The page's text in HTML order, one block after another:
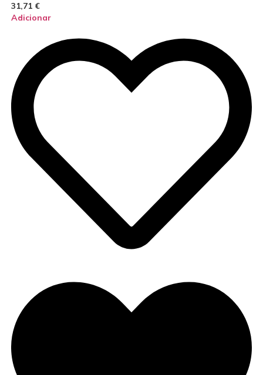
31,71 €
Adicionar